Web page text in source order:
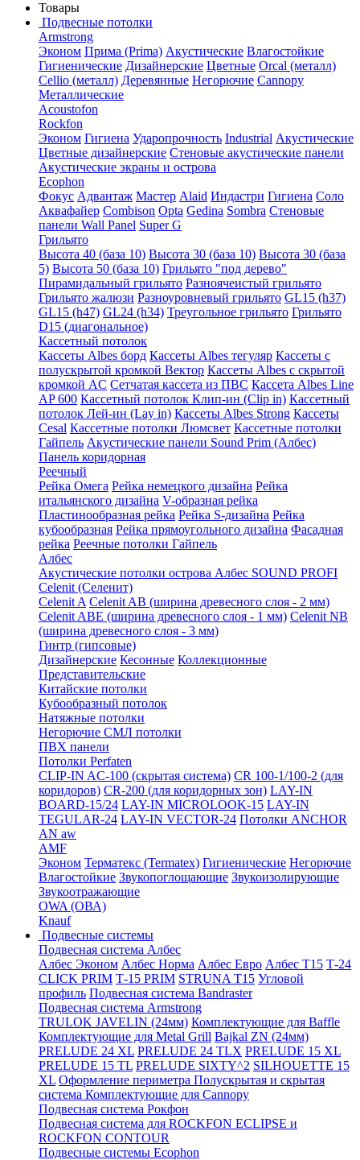
Товары
Подвесные потолки
Armstrong
Эконом Прима (Prima) Акустические Влагостойкие
Гигиенические Дизайнерские Цветные Orcal (металл)
Cellio (металл) Деревянные Негорючие Cannopy
Металлические
Acoustofon
Rockfon
Эконом Гигиена Ударопрочность Industrial Акустические
Цветные дизайнерские Стеновые акустические панели
Акустические экраны и острова
Ecophon
Фокус Адвантаж Мастер Alaid Индастри Гигиена Соло
Аквафайер Combison Opta Gedina Sombra Стеновые
панели Wall Panel Super G
Грильято
Высота 40 (база 10) Высота 30 (база 10) Высота 30 (база
5) Высота 50 (база 10) Грильято "под дерево"
Пирамидальный грильято Разноячеистый грильято
Грильято жалюзи Разноуровневый грильято GL15 (h37)
GL15 (h47) GL24 (h34) Треугольное грильято Грильято
D15 (диагональное)
Кассетный потолок
Кассеты Albes борд Кассеты Albes тегуляр Кассеты с
полускрытой кромкой Вектор Кассеты Albes с скрытой
кромкой AC Сетчатая кассета из ПВС Кассета Albes Line
AP 600 Кассетный потолок Клип-ин (Clip in) Кассетный
потолок Лей-ин (Lay in) Кассеты Albes Strong Кассеты
Cesal Кассетные потолки Люмсвет Кассетные потолки
Гайпель Акустические панели Sound Prim (Албес)
Панель коридорная
Реечный
Рейка Омега Рейка немецкого дизайна Рейка
итальянского дизайна V-образная рейка
Пластинообразная рейка Рейка S-дизайна Рейка
кубообразная Рейка прямоугольного дизайна Фасадная
рейка Реечные потолки Гайпель
Албес
Акустические потолки острова Албес SOUND PROFI
Celenit (Селенит)
Celenit A Celenit AB (ширина древесного слоя - 2 мм)
Celenit ABE (ширина древесного слоя - 1 мм) Celenit NB
(ширина древесного слоя - 3 мм)
Гинтр (гипсовые)
Дизайнерские Кесонные Коллекционные
Представительские
Китайские потолки
Кубообразный потолок
Натяжные потолки
Негорючие СМЛ потолки
ПВХ панели
Потолки Perfaten
CLIP-IN AC-100 (скрытая система) CR 100-1/100-2 (для
коридоров) CR-200 (для коридорных зон) LAY-IN
BOARD-15/24 LAY-IN MICROLOOK-15 LAY-IN
TEGULAR-24 LAY-IN VECTOR-24 Потолки ANCHOR
AN aw
AMF
Эконом Терматекс (Termatex) Гигиенические Негорючие
Влагостойкие Звукопоглощающие Звукоизолирующие
Звукоотражающие
OWA (ОВА)
Knauf
Подвесные системы
Подвесная система Албес
Албес Эконом Албес Норма Албес Евро Албес T15 Т-24
CLICK PRIM Т-15 PRIM STRUNA Т15 Угловой
профиль Подвесная система Bandraster
Подвесная система Armstrong
TRULOK JAVELIN (24мм) Комплектующие для Baffle
Комплектующие для Metal Grill Bajkal ZN (24мм)
PRELUDE 24 XL PRELUDE 24 TLX PRELUDE 15 XL
PRELUDE 15 TL PRELUDE SIXTY^2 SILHOUETTE 15
XL Оформление периметра Полускрытая и скрытая
система Комплектующие для Cannopy
Подвесная система Рокфон
Подвесная система для ROCKFON ECLIPSE и
ROCKFON CONTOUR
Подвесные системы Ecophon